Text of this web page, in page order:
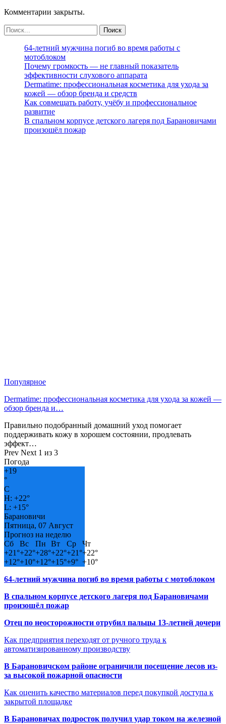
Комментарии закрыты.
64-летний мужчина погиб во время работы с
мотоблоком
Почему громкость — не главный показатель
эффективности слухового аппарата
Dermatime: профессиональная косметика для ухода за
кожей — обзор бренда и средств
Как совмещать работу, учёбу и профессиональное
развитие
В спальном корпусе детского лагеря под Барановичами
произошёл пожар
Популярное
Dermatime: профессиональная косметика для ухода за кожей —
обзор бренда и…
Правильно подобранный домашний уход помогает
поддерживать кожу в хорошем состоянии, продлевать
эффект…
Prev Next 1 из 3
Погода
+19
°
C
H: +22°
L: +15°
Барановичи
Пятница, 07 Август
Прогноз на неделю
Сб
Вс Пн Вт Ср
Чт
+21°+22°+28°+22°+21°+22°
+12°+10°+12°+15°+9° +10°
64-летний мужчина погиб во время работы с мотоблоком
В спальном корпусе детского лагеря под Барановичами
произошёл пожар
Отец по неосторожности отрубил пальцы 13-летней дочери
Как предприятия переходят от ручного труда к
автоматизированному производству
В Барановичском районе ограничили посещение лесов из-
за высокой пожарной опасности
Как оценить качество материалов перед покупкой доступа к
закрытой площадке
В Барановичах подросток получил удар током на железной